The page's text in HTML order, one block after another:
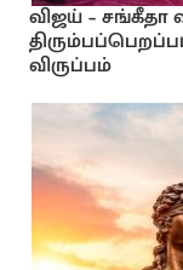
விஜய் – சங்கீதா
விருப்பம்